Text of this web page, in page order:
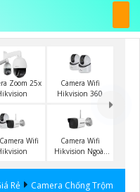
Zoom 25x
Camera Wifi
Hikvision 360
Wifi
Camera Wifi
Hikvision Ngoài
Rẻ
Camera Chống Trộm